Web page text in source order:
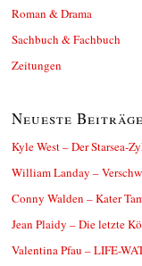
Roman & Drama
Sachbuch & Fachbuch
Zeitungen
Neueste Beiträge
Kyle West – Der Starsea-
William Landay –
Conny Walden – Kater
Jean Plaidy – Die letzte
Valentina Pfau – LIFE-